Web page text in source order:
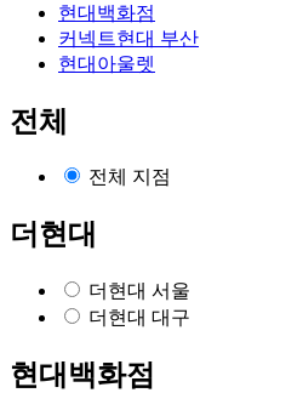
현대백화점
커넥트현대 부산
현대아울렛
전체
전체 지점
더현대
더현대 서울
더현대 대구
현대백화점